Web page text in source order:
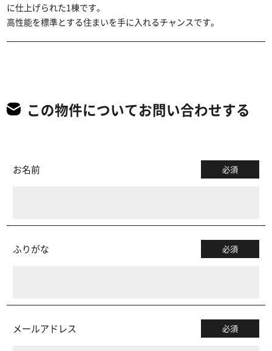
に仕上げられた1棟です。
高性能を標準とする住まいを手に入れるチャンスです。
この物件についてお問い合わせする
お名前 必須
ふりがな 必須
メールアドレス 必須